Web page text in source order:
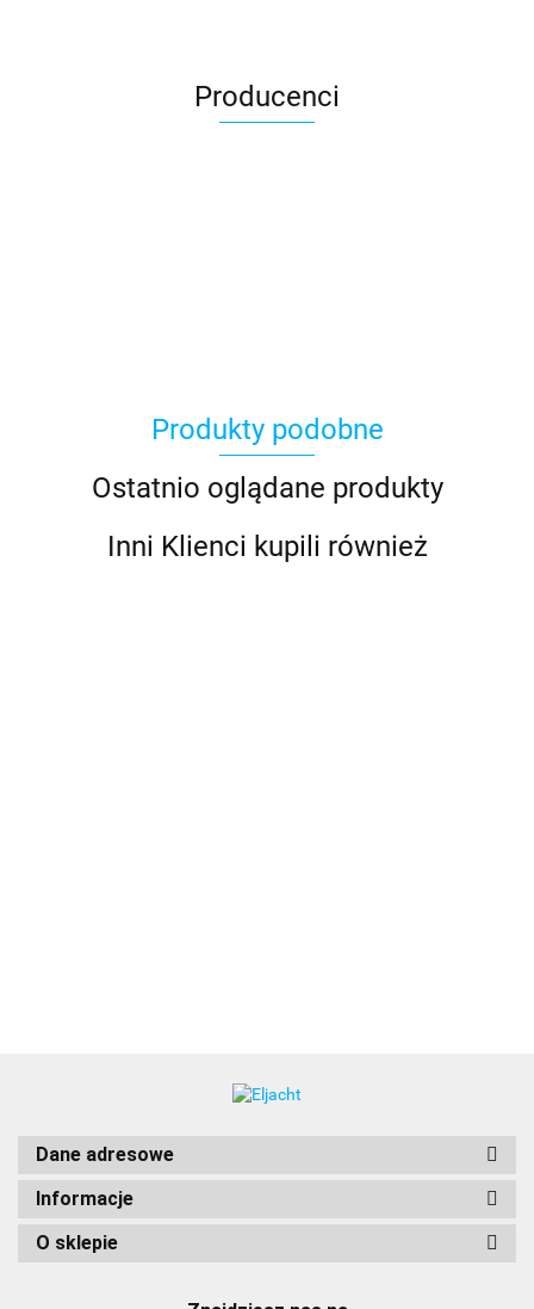
Producenci
Produkty podobne
Ostatnio oglądane produkty
Inni Klienci kupili również
Dane adresowe
Informacje
O sklepie